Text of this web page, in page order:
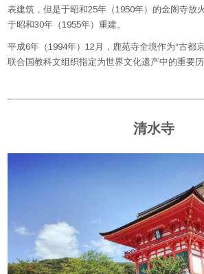
表建筑，但是于昭和25年（ 1950年）的金阁寺放
于昭和30年（1 955年）重建。
平成6年（1994年）12月，鹿苑寺全境作为“古都
联合国教科文组织指定为世界文化遗产中的重要
清水寺